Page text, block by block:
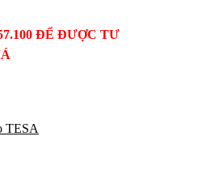
ĐỂ ĐƯỢC TƯ
TESA